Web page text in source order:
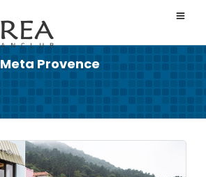
Meta Provence